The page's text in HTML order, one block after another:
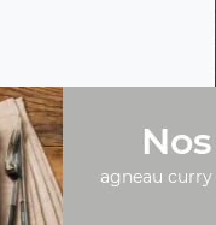
agneau